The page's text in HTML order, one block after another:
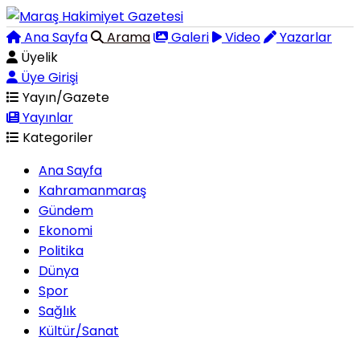
Ana Sayfa Arama Galeri Video
Yazarlar
Üyelik
Üye Girişi
Yayın/Gazete
Yayınlar
Kategoriler
Ana Sayfa
Kahramanmaraş
Gündem
Ekonomi
Politika
Dünya
Spor
Sağlık
Kültür/Sanat